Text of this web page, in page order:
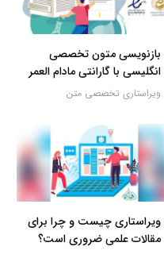
بازنویسی متون تخصصی
انگلیسی با گارانتی مادام العمر
ویراستاری تخصصی متن
ویراستاری چیست و چرا برای
مقالات علمی ضروری است؟